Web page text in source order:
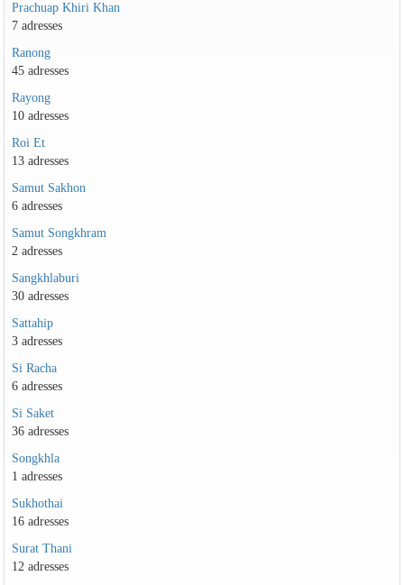
Prachuap Khiri Khan
7 adresses
Ranong
45 adresses
Rayong
10 adresses
Roi Et
13 adresses
Samut Sakhon
6 adresses
Samut Songkhram
2 adresses
Sangkhlaburi
30 adresses
Sattahip
3 adresses
Si Racha
6 adresses
Si Saket
36 adresses
Songkhla
1 adresses
Sukhothai
16 adresses
Surat Thani
12 adresses